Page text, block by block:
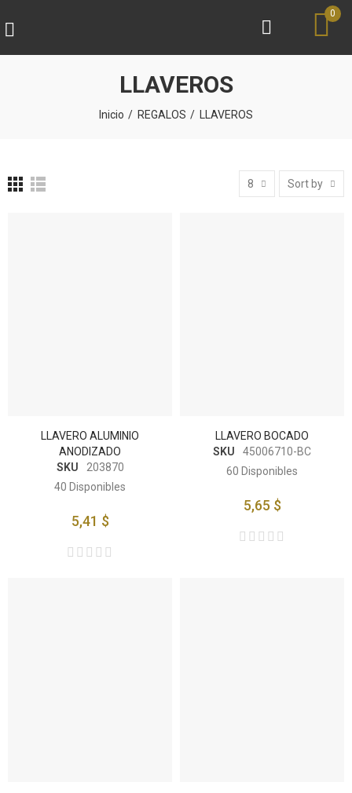
0
LLAVEROS
Inicio REGALOS LLAVEROS
8 Sort by
LLAVERO ALUMINIO
ANODIZADO
SKU
203870
40 Disponibles
5,41 $
LLAVERO BOCADO
SKU
45006710-BC
60 Disponibles
5,65 $